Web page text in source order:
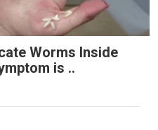
Worms Inside
is ..